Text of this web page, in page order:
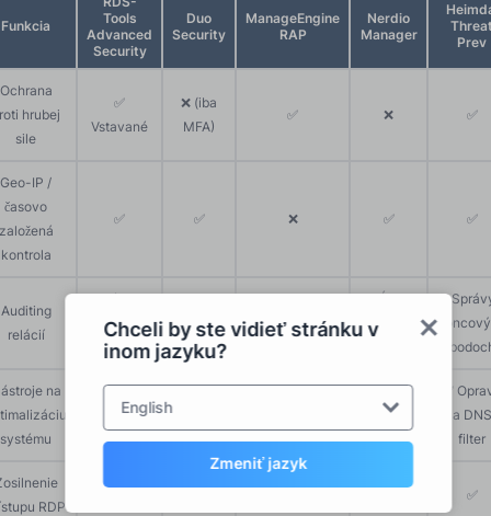
Chceli by ste vidieť stránku v
inom jazyku?
English
Zmeniť jazyk
Funkcia
Tools
Advanced
Security
Duo
Security
ManageEngine
RAP
Nerdio
Manager
Prev
Ochrana
hrubej
sile
✅
Vstavané
❌ (iba
MFA)
✅ ❌ ✅
Geo-IP /
časovo
kontrola
✅ ✅ ❌ ✅ ✅
Auditing
relácií
✅ Záznam
a ovládací
panel
✅
protokoly
✅ Údaje
✅
na
systému
❌
✅ Správa
záplat
✅
a DNS
filter
RDP
✅